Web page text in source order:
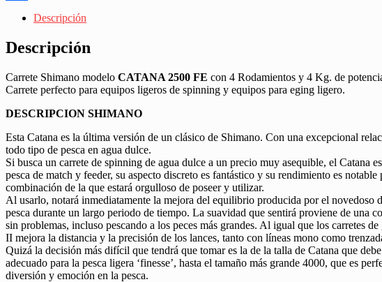
Descripción
Descripción
Carrete Shimano modelo CATANA 2500 FE con 4 Rodamientos y 4 Kg. de
Carrete perfecto para equipos ligeros de spinning y equipos para eging ligero.
DESCRIPCION SHIMANO
Esta Catana es la última versión de un clásico de Shimano. Con una excepcional
todo tipo de pesca en agua dulce.
Si busca un carrete de spinning de agua dulce a un precio muy asequible, el Catana
pesca de match y feeder, su aspecto discreto es fantástico y su rendimiento es
combinación de la que estará orgulloso de poseer y utilizar.
Al usarlo, notará inmediatamente la mejora del equilibrio producida por el novedoso
pesca durante un largo periodo de tiempo. La suavidad que sentirá proviene de
sin problemas, incluso pescando a los peces más grandes. Al igual que los carretes
II mejora la distancia y la precisión de los lances, tanto con líneas mono como
Quizá la decisión más difícil que tendrá que tomar es la de la talla de Catana que
adecuado para la pesca ligera ‘finesse’, hasta el tamaño más grande 4000, que es
diversión y emoción en la pesca.